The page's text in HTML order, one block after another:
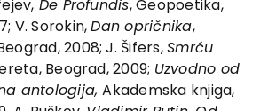
De Profundis, Geopoetika,
V. Sorokin,Dan opričnika,
2008; J. Šifers,Smrću
Beograd, 2009; Uzvodno od
antologija,Akademska knjiga,